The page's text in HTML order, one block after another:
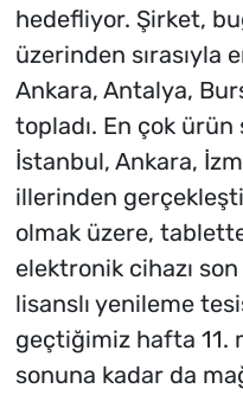
hedefliyor. Şirket,
üzerinden sırasıyla
Ankara, Antalya,
topladı. En çok ürün
İstanbul, Ankara,
illerinden
olmak üzere,
elektronik cihazı
lisanslı yenileme
geçtiğimiz hafta 11.
sonuna kadar da